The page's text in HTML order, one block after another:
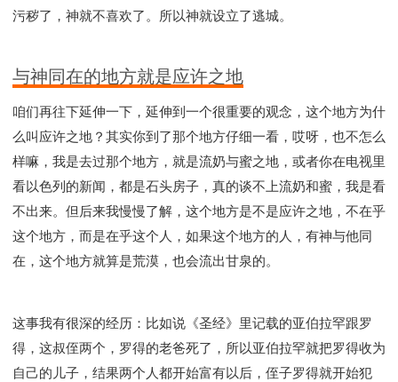
污秽了，神就不喜欢了。所以神就设立了逃城。
与神同在的地方就是应许之地
咱们再往下延伸一下，延伸到一个很重要的观念，这个地方为什
么叫应许之地？其实你到了那个地方仔细一看，哎呀，也不怎么
样嘛，我是去过那个地方，就是流奶与蜜之地，或者你在电视里
看以色列的新闻，都是石头房子，真的谈不上流奶和蜜，我是看
不出来。但后来我慢慢了解，这个地方是不是应许之地，不在乎
这个地方，而是在乎这个人，如果这个地方的人，有神与他同
在，这个地方就算是荒漠，也会流出甘泉的。
这事我有很深的经历：比如说《圣经》里记载的亚伯拉罕跟罗
得，这叔侄两个，罗得的老爸死了，所以亚伯拉罕就把罗得收为
自己的儿子，结果两个人都开始富有以后，侄子罗得就开始犯